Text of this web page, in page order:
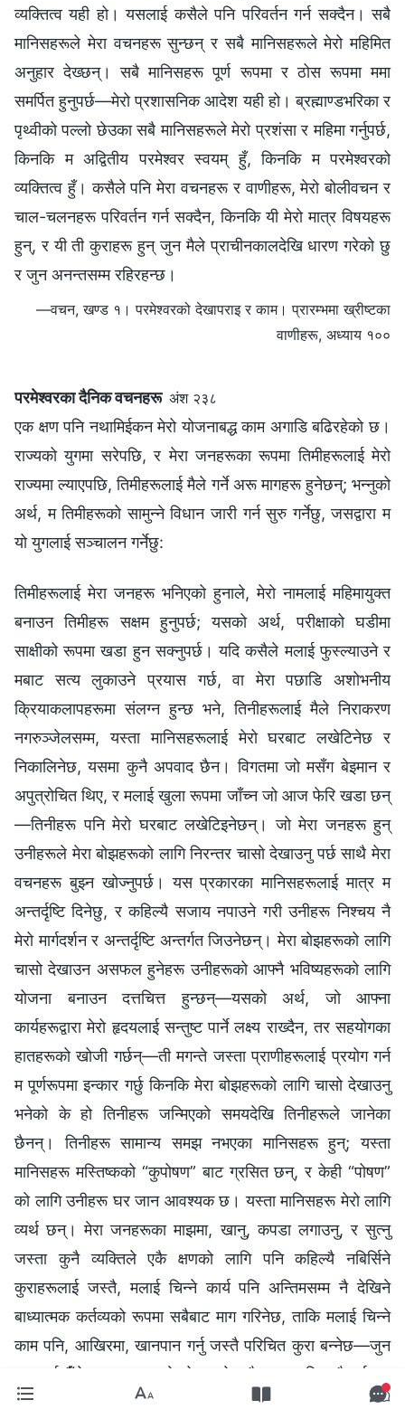
व्यक्तित्व यही हो। यसलाई कसैले पनि परिवर्तन गर्न सक्दैन। सबै
मानिसहरूले मेरा वचनहरू सुन्छन् र सबै मानिसहरूले मेरो महिमित
अनुहार देख्छन्। सबै मानिसहरू पूर्ण रूपमा र ठोस रूपमा ममा
समर्पित हुनुपर्छ—मेरो प्रशासनिक आदेश यही हो। ब्रह्माण्डभरिका र
पृथ्वीको पल्‍लो छेउका सबै मानिसहरूले मेरो प्रशंसा र महिमा गर्नुपर्छ,
किनकि म अद्वितीय परमेश्‍वर स्वयम्‌ हुँ, किनकि म परमेश्‍वरको
व्यक्तित्व हुँ। कसैले पनि मेरा वचनहरू र वाणीहरू, मेरो बोलीवचन र
चाल-चलनहरू परिवर्तन गर्न सक्दैन, किनकि यी मेरो मात्र विषयहरू
हुन्, र यी ती कुराहरू हुन् जुन मैले प्राचीनकालदेखि धारण गरेको छु
र जुन अनन्तसम्म रहिरहन्छ।
—वचन, खण्ड १। परमेश्‍वरको देखापराइ र काम। प्रारम्‍भमा ख्रीष्‍टका
वाणीहरू, अध्याय १००
परमेश्‍वरका दैनिक वचनहरू अंश २३८
एक क्षण पनि नथामिईकन मेरो योजनाबद्ध काम अगाडि बढिरहेको छ।
राज्यको युगमा सरेपछि, र मेरा जनहरूका रूपमा तिमीहरूलाई मेरो
राज्यमा ल्याएपछि, तिमीहरूलाई मैले गर्ने अरू मागहरू हुनेछन्; भन्नुको
अर्थ, म तिमीहरूको सामुन्ने विधान जारी गर्न सुरु गर्नेछु, जसद्वारा म
यो युगलाई सञ्चालन गर्नेछु:
तिमीहरूलाई मेरा जनहरू भनिएको हुनाले, मेरो नामलाई महिमायुक्त
बनाउन तिमीहरू सक्षम हुनुपर्छ; यसको अर्थ, परीक्षाको घडीमा
साक्षीको रूपमा खडा हुन सक्‍नुपर्छ। यदि कसैले मलाई फुस्ल्याउने र
मबाट सत्य लुकाउने प्रयास गर्छ, वा मेरा पछाडि अशोभनीय
क्रियाकलापहरूमा संलग्न हुन्छ भने, तिनीहरूलाई मैले निराकरण
नगरुञ्‍जेलसम्‍म, यस्ता मानिसहरूलाई मेरो घरबाट लखेटिनेछ र
निकालिनेछ, यसमा कुनै अपवाद छैन। विगतमा जो मसँग बेइमान र
अपुत्रोचित थिए, र मलाई खुला रूपमा जाँच्न जो आज फेरि खडा छन्
—तिनीहरू पनि मेरो घरबाट लखेटिइनेछन्। जो मेरा जनहरू हुन्
उनीहरूले मेरा बोझहरूको लागि निरन्तर चासो देखाउनु पर्छ साथै मेरा
वचनहरू बुझ्न खोज्नुपर्छ। यस प्रकारका मानिसहरूलाई मात्र म
अन्तर्दृष्टि दिनेछु, र कहिल्यै सजाय नपाउने गरी उनीहरू निश्‍चय नै
मेरो मार्गदर्शन र अन्तर्दृष्टि अन्तर्गत जिउनेछन्। मेरा बोझहरूको लागि
चासो देखाउन असफल हुनेहरू उनीहरूको आफ्नै भविष्यहरूको लागि
योजना बनाउन दत्तचित्त हुन्छन्—यसको अर्थ, जो आफ्ना
कार्यहरूद्वारा मेरो हृदयलाई सन्तुष्ट पार्ने लक्ष्य राख्दैन, तर सहयोगका
हातहरूको खोजी गर्छन्—ती मगन्ते जस्ता प्राणीहरूलाई प्रयोग गर्न
म पूर्णरूपमा इन्कार गर्छु किनकि मेरा बोझहरूको लागि चासो देखाउनु
भनेको के हो तिनीहरू जन्मिएको समयदेखि तिनीहरूले जानेका
छैनन्। तिनीहरू सामान्य समझ नभएका मानिसहरू हुन्; यस्ता
मानिसहरू मस्तिष्कको “कुपोषण” बाट ग्रसित छन्, र केही “पोषण”
को लागि उनीहरू घर जान आवश्यक छ। यस्ता मानिसहरू मेरो लागि
व्यर्थ छन्। मेरा जनहरूका माझमा, खानु, कपडा लगाउनु, र सुत्नु
जस्ता कुनै व्यक्तिले एकै क्षणको लागि पनि कहिल्यै नबिर्सिने
कुराहरूलाई जस्तै, मलाई चिन्‍ने कार्य पनि अन्तिमसम्म नै देखिने
बाध्यात्‍मक कर्तव्यको रूपमा सबैबाट माग गरिनेछ, ताकि मलाई चिन्ने
काम पनि, आखिरमा, खानपान गर्नु जस्तै परिचित कुरा बन्नेछ—जुन
कुरालाई तैँले अभ्यस्त भइसकेको हातले कुनै प्रयत्न विना नै गर्छस्।
मैले बोलेका वचनहरूलाई हरेक व्यक्तिले उच्चतम विश्‍वासका साथ